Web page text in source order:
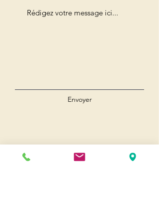
Envoyer